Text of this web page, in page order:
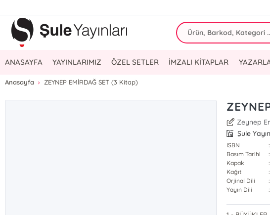
ANASAYFA YAYINLARIMIZ ÖZEL SETLER İMZALI KİTAPLAR
Anasayfa ZEYNEP EMİRDAĞ SET (3 Kitap)
Zeynep
Şule
ISBN :
Basım Tarihi
:
Kapak
:
Kağıt
:
Orjinal Dili
:
Yayın Dili
: